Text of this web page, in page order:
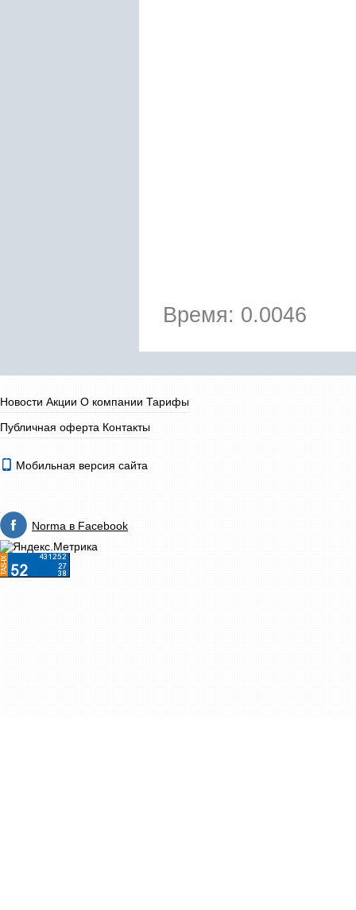
Время: 0.0046
Новости Акции О компании Тарифы
Публичная оферта Контакты
Мобильная версия сайта
Norma в Facebook